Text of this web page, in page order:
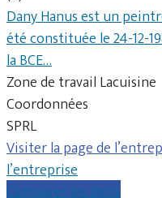
Dany Hanus est un
été constituée le 24-12-
la BCE…
Zone de travail Lacuisine
Coordonnées
SPRL
Visiter la page de
l’entreprise
Comparer les devis